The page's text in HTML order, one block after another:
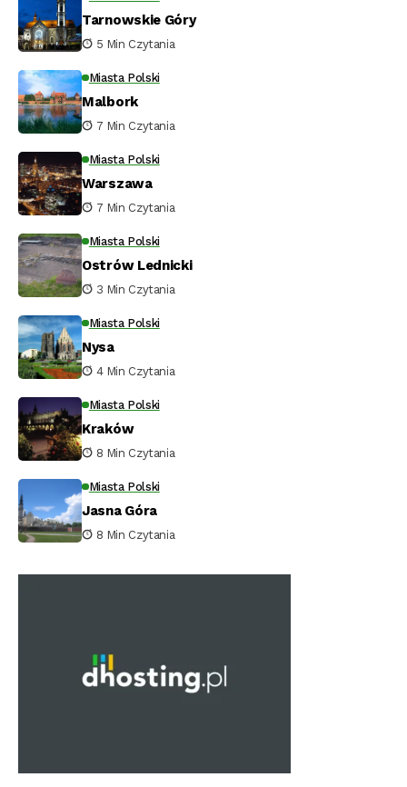
Tarnowskie Góry
5 Min Czytania
Miasta Polski
Malbork
7 Min Czytania
Miasta Polski
Warszawa
7 Min Czytania
Miasta Polski
Ostrów Lednicki
3 Min Czytania
Miasta Polski
Nysa
4 Min Czytania
Miasta Polski
Kraków
8 Min Czytania
Miasta Polski
Jasna Góra
8 Min Czytania